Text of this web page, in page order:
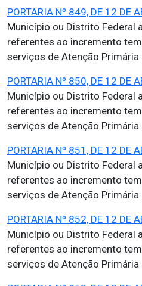
PORTARIA Nº 849, DE 12 DE
Município ou Distrito Federal
referentes ao incremento
serviços de Atenção Primária
PORTARIA Nº 850, DE 12 DE
Município ou Distrito Federal
referentes ao incremento
serviços de Atenção Primária
PORTARIA Nº 851, DE 12 DE
Município ou Distrito Federal
referentes ao incremento
serviços de Atenção Primária
PORTARIA Nº 852, DE 12 DE
Município ou Distrito Federal
referentes ao incremento
serviços de Atenção Primária